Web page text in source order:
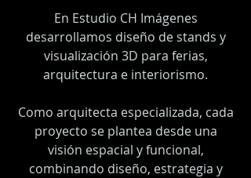
En Estudio CH Imágenes
desarrollamos diseño de stands y
visualización 3D para ferias,
arquitectura e interiorismo.
Como arquitecta especializada, cada
proyecto se plantea desde una
visión espacial y funcional,
combinando diseño, estrategia y